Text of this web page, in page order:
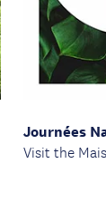
Journées
Visit the